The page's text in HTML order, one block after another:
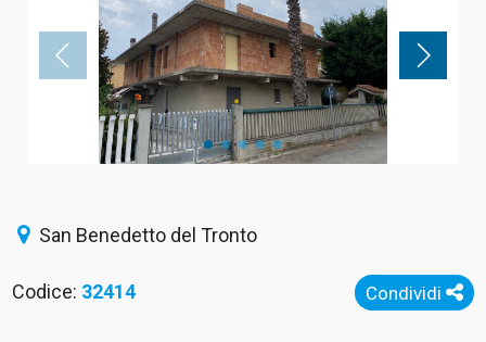
San Benedetto del Tronto
Condividi
Codice: 32414